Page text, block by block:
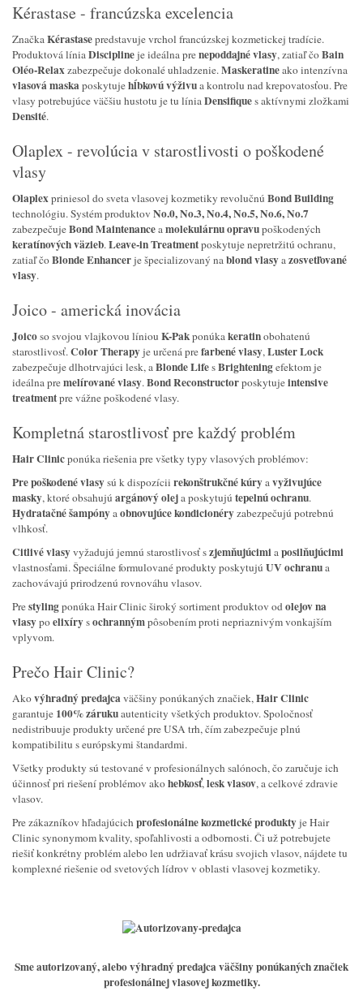
Kérastase - francúzska excelencia
ZnačkaKérastasepredstavuje vrchol francúzskej kozmetickej tradície.
Produktová líniaDisciplineje ideálna prenepoddajné vlasy, zatiaľ čoBain
Oléo-Relaxzabezpečuje dokonalé uhladzenie.Maskeratineako intenzívna
vlasová maskaposkytujehĺbkovú výživua kontrolu nad krepovatosťou. Pre
vlasy potrebujúce väčšiu hustotu je tu líniaDensifiques aktívnymi zložkami
Densité.
Olaplex - revolúcia v starostlivosti o poškodené
vlasy
Olaplexpriniesol do sveta vlasovej kozmetiky revolučnú Bond Building
technológiu. Systém produktov No.0, No.3, No.4, No.5, No.6, No.7
zabezpečujeBond Maintenanceamolekulárnu opravupoškodených
keratínových väzieb.Leave-in Treatmentposkytuje nepretržitú ochranu,
zatiaľ čoBlonde Enhancerje špecializovaný nablond vlasyazosvetľované
vlasy.
Joico - americká inovácia
Joicoso svojou vlajkovou líniou K-Pakponúkakeratinobohatenú
starostlivosť.Color Therapyje určená prefarbené vlasy,Luster Lock
zabezpečuje dlhotrvajúci lesk, aBlonde LifesBrighteningefektom je
ideálna premelírované vlasy.Bond Reconstructorposkytujeintensive
treatmentpre vážne poškodené vlasy.
Kompletná starostlivosť pre každý problém
Hair Clinicponúka riešenia pre všetky typy vlasových problémov:
Pre poškodené vlasysú k dispozícii rekonštrukčné kúryavyživujúce
masky, ktoré obsahujú argánový oleja poskytujú tepelnú ochranu.
Hydratačné šampónyaobnovujúce kondicionéryzabezpečujú potrebnú
vlhkosť.
Citlivé vlasyvyžadujú jemnú starostlivosť szjemňujúcimiaposilňujúcimi
vlastnosťami. Špeciálne formulované produkty poskytujú UV ochranua
zachovávajú prirodzenú rovnováhu vlasov.
Prestylingponúka Hair Clinic široký sortiment produktov odolejov na
vlasypoelixírysochrannýmpôsobením proti nepriaznivým vonkajším
vplyvom.
Prečo Hair Clinic?
Akovýhradný predajcaväčšiny ponúkaných značiek,Hair Clinic
garantuje 100% zárukuautenticity všetkých produktov. Spoločnosť
nedistribuuje produkty určené pre USA trh, čím zabezpečuje plnú
kompatibilitu s európskymi štandardmi.
Všetky produkty sú testované v profesionálnych salónoch, čo zaručuje ich
účinnosť pri riešení problémov akohebkosť,lesk vlasov, a celkové zdravie
vlasov.
Pre zákazníkov hľadajúcichprofesionálne kozmetické produktyje Hair
Clinic synonymom kvality, spoľahlivosti a odbornosti. Či už potrebujete
riešiť konkrétny problém alebo len udržiavať krásu svojich vlasov, nájdete tu
komplexné riešenie od svetových lídrov v oblasti vlasovej kozmetiky.
Smeautorizovaný, alebo výhradný predajca väčšinyponúkaných značiek
profesionálnej vlasovej kozmetiky.